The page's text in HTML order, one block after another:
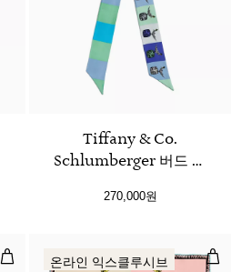
Tiffany & Co.
Schlumberger 버드 온
인피니티 블루 실크
270,000원
Tiffany & Co. Schlumberger 버드
온라인 익스클루시브